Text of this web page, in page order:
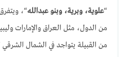
“علوية، وبرية، وبنو عبدالله“،
من الدول، مثل العراق والإمارات
من القبيلة يتواجد في الشمال